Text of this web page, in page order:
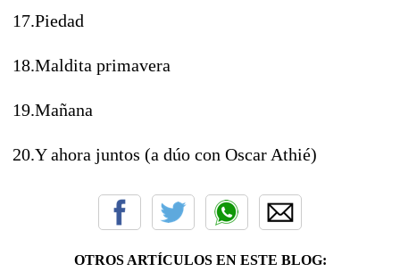
17.Piedad
18.Maldita primavera
19.Mañana
20.Y ahora juntos (a dúo con Oscar Athié)
OTROS ARTÍCULOS EN ESTE BLOG: